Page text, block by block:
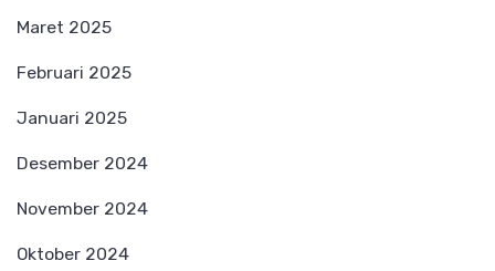
Maret 2025
Februari 2025
Januari 2025
Desember 2024
November 2024
Oktober 2024